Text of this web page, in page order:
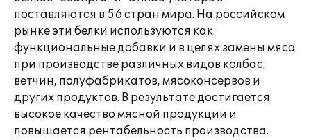
поставляются в 56 стран мира. На российском
рынке эти белки используются как
функциональные добавки и в целях замены мяса
при производстве различных видов колбас,
ветчин, полуфабрикатов, мясоконсервов и
других продуктов. В результате достигается
высокое качество мясной продукции и
повышается рентабельность производства.